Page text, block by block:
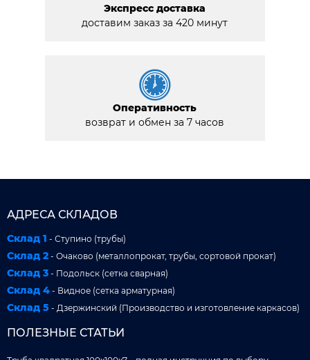
Экспресс доставка
доставим заказ за 420 минут
Оперативность
возврат и обмен за 7 часов
АДРЕСА СКЛАДОВ
Склад 1 - Ступино (трубы)
Склад 2 - Очаково (металлопрокат, трубы, сортовой прокат)
Склад 3 - Подольск (сетка сварная)
Склад 4 - Видное (сетка арматурная)
Склад 5 - Дзержинский (Производство и изготовление каркасов)
ПОЛЕЗНЫЕ СТАТЬИ